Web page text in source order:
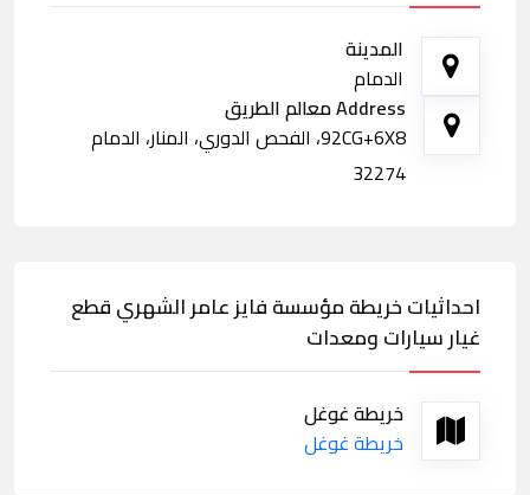
المدينة
الدمام
Address معالم الطريق
92CG+6X8، الفحص الدوري، المنار، الدمام
32274
احداثيات خريطة مؤسسة فايز عامر الشهري قطع
غيار سيارات ومعدات
خريطة غوغل
خريطة غوغل